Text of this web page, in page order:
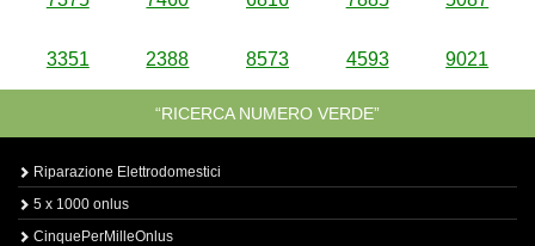
3351 2388 8573 4593 9021
“RICERCA NUMERO VERDE”
Riparazione Elettrodomestici
5 x 1000 onlus
CinquePerMilleOnlus